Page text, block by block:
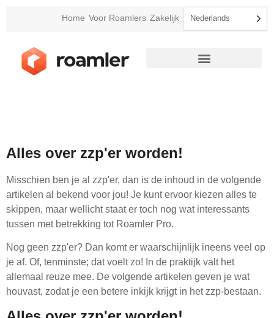
Home Voor Roamlers Zakelijk Nederlands
Alles over zzp'er worden!
Misschien ben je al zzp'er, dan is de inhoud in de volgende
artikelen al bekend voor jou! Je kunt ervoor kiezen alles te
skippen, maar wellicht staat er toch nog wat interessants
tussen met betrekking tot Roamler Pro.
Nog geen zzp'er? Dan komt er waarschijnlijk ineens veel op
je af. Of, tenminste; dat voelt zo! In de praktijk valt het
allemaal reuze mee. De volgende artikelen geven je wat
houvast, zodat je een betere inkijk krijgt in het zzp-bestaan.